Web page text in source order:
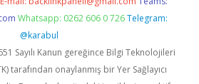
Whatsapp: 0262 606 0 726 Telegram:
@karabul
Sayılı Kanun gereğince Bilgi Teknolojileri
tarafından onaylanmış bir Yer Sağlayıcı